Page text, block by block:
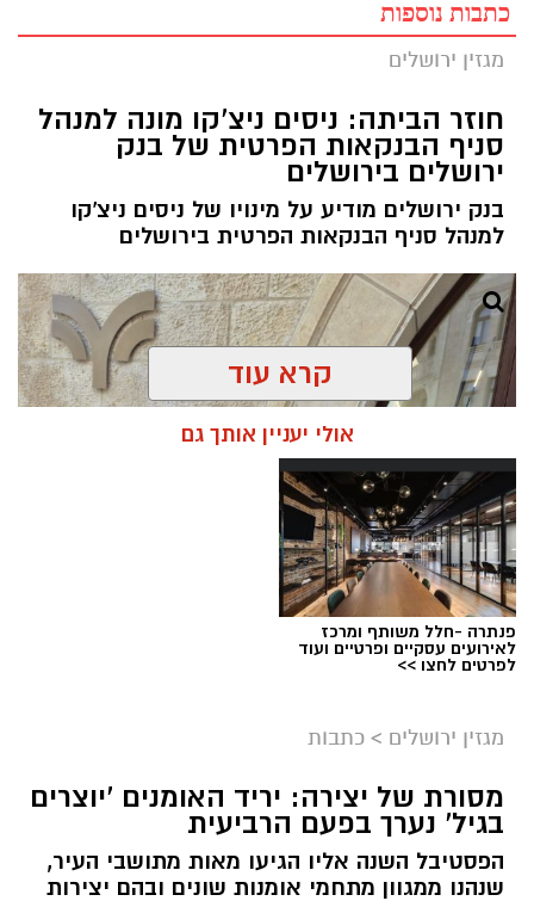
כתבות נוספות
מגזין ירושלים
חוזר הביתה: ניסים ניצ'קו מונה למנהל
סניף הבנקאות הפרטית של בנק
ירושלים בירושלים
בנק ירושלים מודיע על מינויו של ניסים ניצ'קו
למנהל סניף הבנקאות הפרטית בירושלים
ניסים ניצ'קו . קרדיט צילום - פרטי
תגים: בנק ירושלים
ניצ'קו נימ נה עם מי שהקימו את פעילות הבנקאות
הפרטית של הבנק בירושלים, ועתה
אותה בתקופה של צמיחה והרחבת הפעילות.
בתפקידו האחרון הוא ניהלאת סניף הבנקאות
קרא עוד
אולי יעניין אותך גם
פנתרה -חלל משותף ומרכז
לאירועים עסקיים ופרטיים ועוד
לפרטים לחצו >>
מגזין ירושלים > כתבות
מסורת של יצירה: יריד האומנים 'יוצרים
בגיל' נערך בפעם הרביעית
הפסטיבל השנה אליו הגיעו מאות מתושבי העיר,
שנהנו ממגוון מתחמי אומנות שונים ובהם יצירות